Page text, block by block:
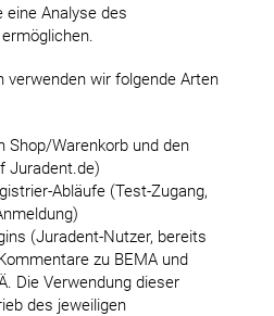
eine Analyse des
wir folgende Arten
Shop/Warenkorb und den
Juradent.de)
Abläufe (Test-Zugang,
(Juradent-Nutzer, bereits
zu BEMA und
Die Verwendung dieser
des jeweiligen